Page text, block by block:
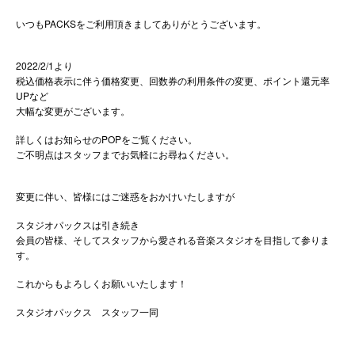
いつもPACKSをご利用頂きましてありがとうございます。
2022/2/1より
税込価格表示に伴う価格変更、回数券の利用条件の変更、ポイント還元率
UPなど
大幅な変更がございます。
詳しくはお知らせのPOPをご覧ください。
ご不明点はスタッフまでお気軽にお尋ねください。
変更に伴い、皆様にはご迷惑をおかけいたしますが
スタジオパックスは引き続き
会員の皆様、そしてスタッフから愛される音楽スタジオを目指して参りま
す。
これからもよろしくお願いいたします！
スタジオパックス スタッフ一同